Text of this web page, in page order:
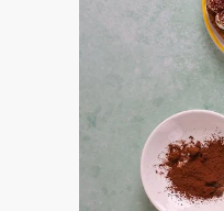
Voor-